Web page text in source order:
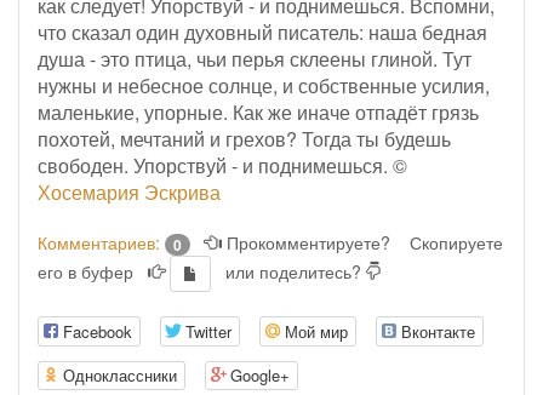
что сказал один духовный писатель: наша бедная
душа - это птица, чьи перья склеены глиной. Тут
нужны и небесное солнце, и собственные усилия,
маленькие, упорные. Как же иначе отпадёт грязь
похотей, мечтаний и грехов? Тогда ты будешь
свободен. Упорствуй - и поднимешься. ©
Хосемария Эскрива
Комментариев: 0 Прокомментируете?
Скопируете
его в буфер
или поделитесь?
Facebook Twitter Мой мир
Вконтакте
Одноклассники
Google+